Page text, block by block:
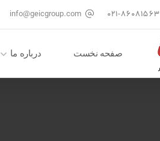
۰۲۱-۸۶۰۸۱۵۶۳ info@geicgroup.com
صفحه نخست درباره ما